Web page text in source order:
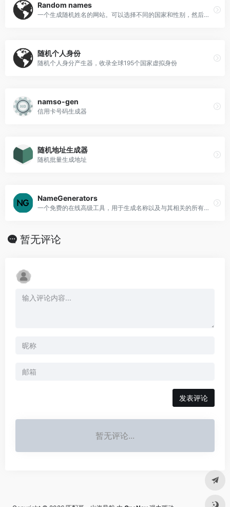
Random names
一个生成随机姓名的网站。可以选择不同的国家和性别，然后生成随机姓名
随机个人身份
随机个人身分产生器，收录全球195个国家虚拟身份
namso-gen
信用卡号码生成器
随机地址生成器
随机批量生成地址
NameGenerators
一个免费的在线高级工具，用于生成名称以及与其相关的所有内容
暂无评论
发表评论
暂无评论...